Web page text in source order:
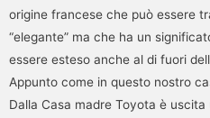
origine francese che può essere
“elegante” ma che ha un
essere esteso anche al di fuori
Appunto come in questo nostro
Dalla Casa madre Toyota è